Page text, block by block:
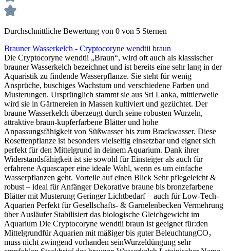
Durchschnittliche Bewertung von 0 von 5 Sternen
Brauner Wasserkelch - Cryptocoryne wendtii braun
Die Cryptocoryne wendtii „Braun“, wird oft auch als klassischer
brauner Wasserkelch bezeichnet und ist bereits eine sehr lang in der
Aquaristik zu findende Wasserpflanze. Sie steht für wenig
Ansprüche, buschiges Wachstum und verschiedene Farben und
Musterungen. Ursprünglich stammt sie aus Sri Lanka, mittlerweile
wird sie in Gärtnereien in Massen kultiviert und gezüchtet. Der
braune Wasserkelch überzeugt durch seine robusten Wurzeln,
attraktive braun-kupferfarbene Blätter und hohe
Anpassungsfähigkeit von Süßwasser bis zum Brackwasser. Diese
Rosettenpflanze ist besonders vielseitig einsetzbar und eignet sich
perfekt für den Mittelgrund in deinem Aquarium. Dank ihrer
Widerstandsfähigkeit ist sie sowohl für Einsteiger als auch für
erfahrene Aquascaper eine ideale Wahl, wenn es um einfache
Wasserpflanzen geht. Vorteile auf einen Blick Sehr pflegeleicht &
robust – ideal für Anfänger Dekorative braune bis bronzefarbene
Blätter mit Musterung Geringer Lichtbedarf – auch für Low-Tech-
Aquarien Perfekt für Gesellschafts- & Garnelenbecken Vermehrung
über Ausläufer Stabilisiert das biologische Gleichgewicht im
Aquarium Die Cryptocoryne wendtii braun ist geeignet für:den
Mittelgrundfür Aquarien mit mäßiger bis guter BeleuchtungCO₂
muss nicht zwingend vorhanden seinWurzeldüngung sehr